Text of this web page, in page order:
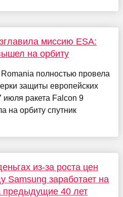
миссию ESA:
на орбиту
полностью провела
защиты европейских
июля ракета Falcon 9
на орбиту спутник
из-за роста цен
Samsung заработает на
предыдущие 40 лет